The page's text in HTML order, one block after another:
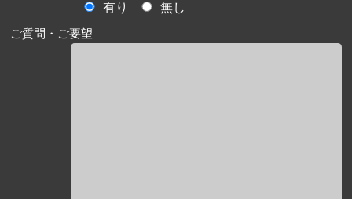
有り
無し
ご質問・ご要望